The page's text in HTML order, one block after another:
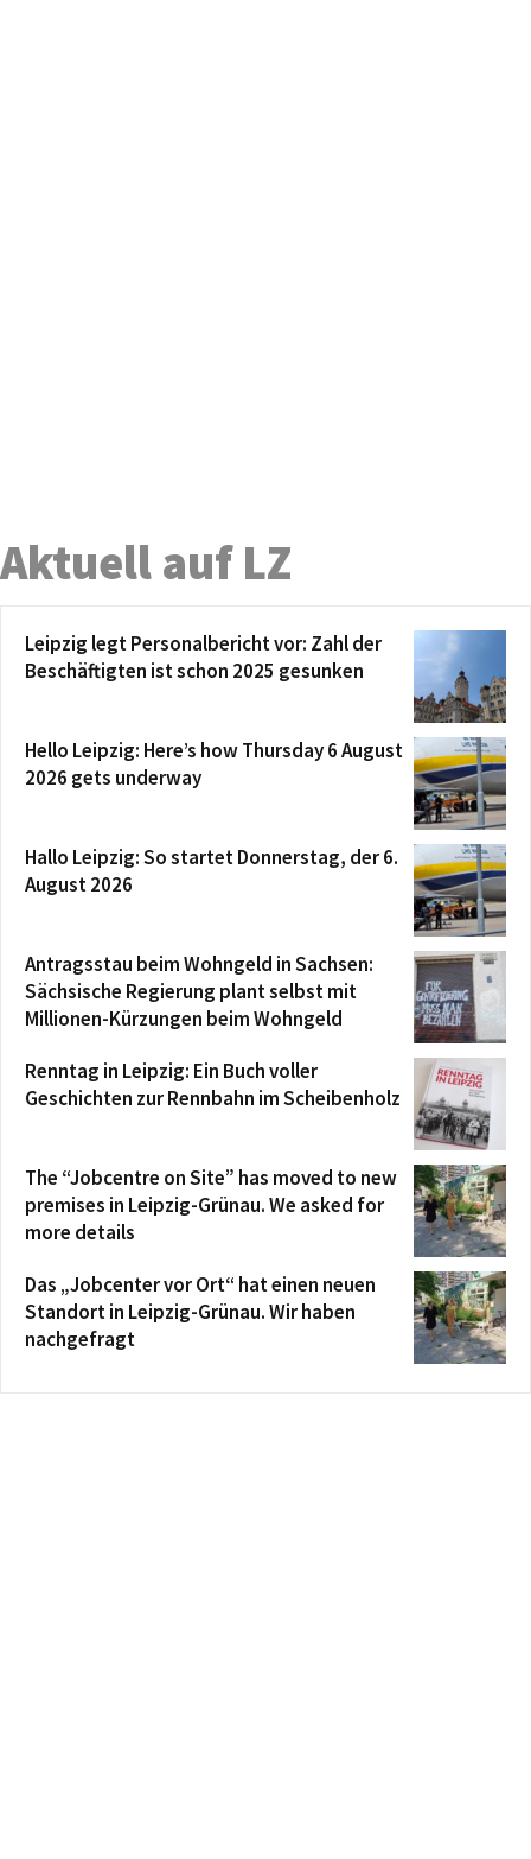
Aktuell auf LZ
Leipzig legt Personalbericht vor: Zahl der
Beschäftigten ist schon 2025 gesunken
Hello Leipzig: Here’s how Thursday 6 August
2026 gets underway
Hallo Leipzig: So startet Donnerstag, der 6.
August 2026
Antragsstau beim Wohngeld in Sachsen:
Sächsische Regierung plant selbst mit
Millionen-Kürzungen beim Wohngeld
Renntag in Leipzig: Ein Buch voller
Geschichten zur Rennbahn im Scheibenholz
The “Jobcentre on Site” has moved to new
premises in Leipzig-Grünau. We asked for
more details
Das „Jobcenter vor Ort“ hat einen neuen
Standort in Leipzig-Grünau. Wir haben
nachgefragt